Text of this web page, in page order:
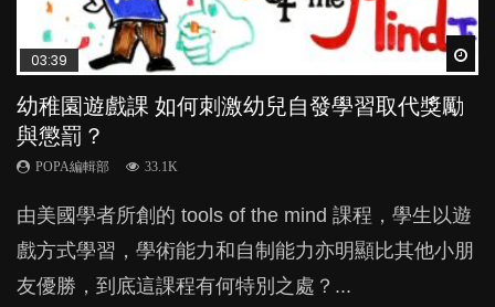
03:39
幼稚園遊戲課 如何刺激幼兒自發學習取代獎勵
與懲罰？
POPA編輯部 33.1K
由美國學者所創的 tools of the mind 課程，學生以遊
戲方式學習，學術能力和自制能力亦明顯比其他小朋
友優勝，到底這課程有何特別之處？...
03:02
老公患產後憂鬱症對BB的影響
POPA編輯部
鬱，影響日常生活，嚴重的甚至會有自殺，或傷害小
朋友的念頭。但為何爸爸患上產後抑鬱往往難以察
覺？...
04:59
幼兒playgroup真係玩耍中學習？研究指BB 15個
月大前上堂不見效果
POPA編輯部 47.1K
現今小朋友的起跑線，愈推愈前。雖然政府並無官方
的統計數字，但粗略估算，香港至少有六、七百家早
期教育中心，但孩子是否愈早上Playgroup愈好？...
04:06
全職好？在職好？｜全職媽媽與在職媽媽的壓
力與價值
POPA編輯部 25.8K
許多媽媽心底可能都有一刻掙扎過：究竟全職好，還
是在職好。雖說每個家庭都有自己的獨特狀況和考慮
因素，但原來全職和在職媽媽所養育的子女其實都各
03:41
BB口腔期乜都放入口，父母該制止還是放手？
POPA編輯部
成吮手指的習慣，大個就很難戒，但原來一刀切阻止
他們放東西入口，隨時會影響孩子的身心發展？...